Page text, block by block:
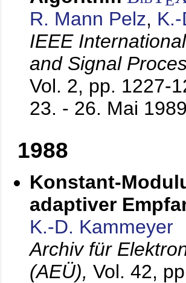
R. Mann Pelz,
IEEE
and Signal
Vol. 2, pp. 1227-
23. - 26. Mai
1988
Konstant-
adaptiver
K.-D. Kammeyer
Archiv für
(AEÜ), Vol. 42,